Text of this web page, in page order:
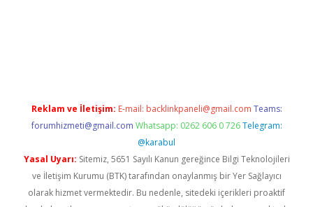
Reklam ve İletişim: E-mail: backlinkpaneli@gmail.com Teams:
forumhizmeti@gmail.com Whatsapp: 0262 606 0 726 Telegram:
@karabul
Yasal Uyarı: Sitemiz, 5651 Sayılı Kanun gereğince Bilgi Teknolojileri
ve İletişim Kurumu (BTK) tarafından onaylanmış bir Yer Sağlayıcı
olarak hizmet vermektedir. Bu nedenle, sitedeki içerikleri proaktif